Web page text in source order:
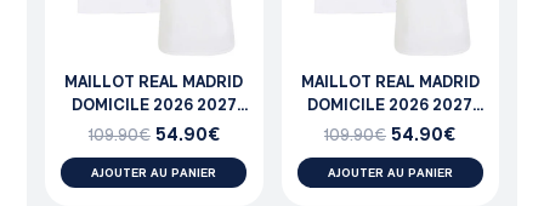
MAILLOT REAL MADRID
DOMICILE 2026 2027
CARVAJAL
109.90€ 54.90€
AJOUTER AU PANIER
MAILLOT REAL MADRID
DOMICILE 2026 2027
MILITAO
109.90€ 54.90€
AJOUTER AU PANIER